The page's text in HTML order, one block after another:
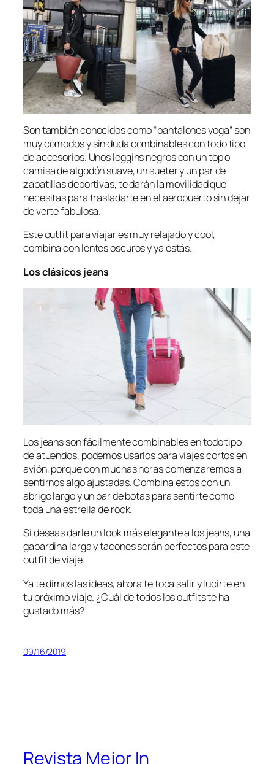
Son también conocidos como “pantalones yoga” son
muy cómodos y sin duda combinables con todo tipo
de accesorios. Unoslegginsnegros con un top o
camisa de algodón suave, un suéter y un par de
zapatillas deportivas, te darán la movilidad que
necesitas para trasladarte en el aeropuerto sin dejar
de verte fabulosa.
Esteoutfitpara viajar es muy relajado ycool,
combina con lentes oscuros y ya estás.
Los clásicos jeans
Los jeans son fácilmente combinables en todo tipo
de atuendos, podemos usarlos para viajes cortos en
avión, porque con muchas horas comenzaremos a
sentirnos algo ajustadas. Combina estos con un
abrigo largo y un par de botas para sentirte como
toda una estrella de rock.
Si deseas darle unlookmás elegante a los jeans, una
gabardina larga y tacones serán perfectos para este
outfit de viaje.
Ya te dimos las ideas, ahora te toca salir y lucirte en
tu próximo viaje. ¿Cuál de todos los outfits te ha
gustado más?
09/16/2019
Revista Mejor In